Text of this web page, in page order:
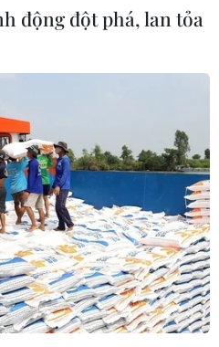
vs
HLV Kim
bảng?
toan tính
Việt Nam
giữ ngôi
động đột phá, lan tỏa